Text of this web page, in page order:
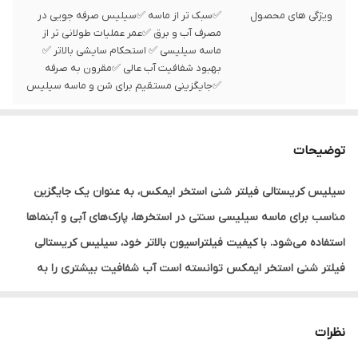
ویژگی های محصول
✅سبک تر از ماسه ✅سیلیس صرفه جویی در
مصرف آب و برق ✅عمر عملیات طولانی تر از
ماسه سیلیسی ✅ استحکام سایشی بالاتر ✅
بهبود شفافیت آب عالی ✅مقرون به صرفه
✅جایگزینی مستقیم برای شن و ماسه سیلیس
توضیحات
سیلیس کریستالی فیلتر شنی استخر ایمکس، به عنوان یک جایگزین
مناسب برای ماسه سیلیسی سنتی در استخرها، پارک‌های آبی و آبنماها
استفاده می‌شود. با کیفیت فیلتراسیون بالاتر خود، سیلیس کریستالی
فیلتر شنی استخر ایمکس توانسته است آب شفافیت بیشتری را به
می‌کند.
نظرات